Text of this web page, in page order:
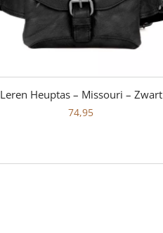
Leren Heuptas – Missouri – Zwart
74,95